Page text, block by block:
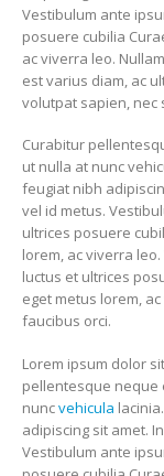
Vestibulum ante
posuere cubilia
ac viverra leo.
est varius diam, ac
volutpat sapien, nec
Curabitur
ut nulla at nunc
feugiat nibh
vel id metus.
ultrices posuere
lorem, ac viverra
luctus et ultrices
eget metus lorem,
faucibus orci.
Lorem ipsum dolor
pellentesque neque
nuncvehicula
adipiscing sit amet.
Vestibulum ante